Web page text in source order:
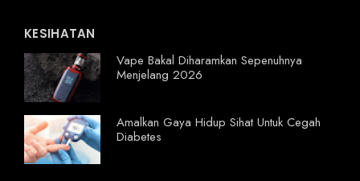
KESIHATAN
Vape Bakal Diharamkan Sepenuhnya
Menjelang 2026
Amalkan Gaya Hidup Sihat Untuk Cegah
Diabetes